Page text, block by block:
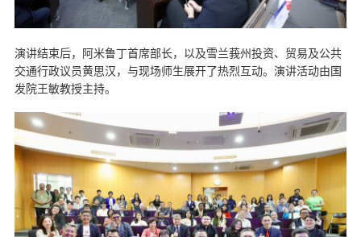
演讲结束后，阿米鲁丁首席部长，以及雪兰莪州投资、贸易及公共
交通行政议员黄思汉，与现场师生展开了热烈互动。演讲活动由国
发院王敏教授主持。